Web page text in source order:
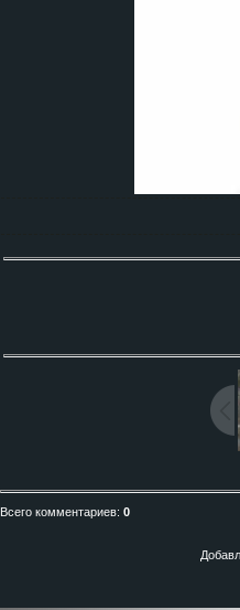
Всего комментариев: 0